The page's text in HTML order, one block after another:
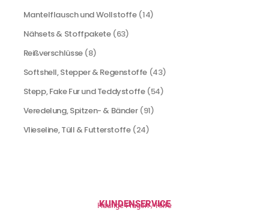
Mantelflausch und Wollstoffe (14)
Nähsets & Stoffpakete (63)
Reißverschlüsse (8)
Softshell, Stepper & Regenstoffe (43)
Stepp, Fake Fur und Teddystoffe (54)
Veredelung, Spitzen- & Bänder (91)
Vlieseline, Tüll & Futterstoffe (24)
KUNDENSERVICE
Häufige Fragen / Hilfe